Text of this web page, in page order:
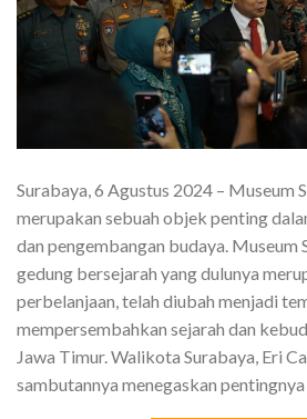
Surabaya, 6 Agustus 2024 – Museum
merupakan sebuah objek penting
dan pengembangan budaya. Museum
gedung bersejarah yang dulunya
perbelanjaan, telah diubah menjadi
mempersembahkan sejarah dan
Jawa Timur. Walikota Surabaya, Eri
sambutannya menegaskan